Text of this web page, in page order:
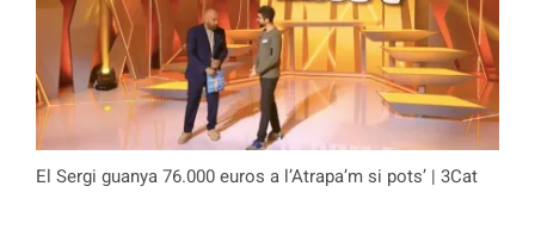
El Sergi guanya 76.000 euros a l’Atrapa’m si pots’ | 3Cat